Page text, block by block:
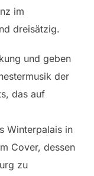
im
dreisätzig.
und geben
der
das auf
Winterpalais in
Cover, dessen
zu